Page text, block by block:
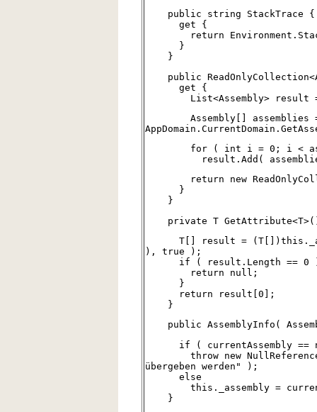
public string StackTrace {
get {
return
}
}
public
get {
List<Assembly> result =
Assembly[] assemblies
for ( int i = 0; i <
result.Add(
return new
}
}
private T
T[] result =
), true );
if ( result.Length == 0
return null;
}
return result[0];
}
public AssemblyInfo(
if ( currentAssembly ==
throw new
übergeben werden" );
else
this._assembly =
}